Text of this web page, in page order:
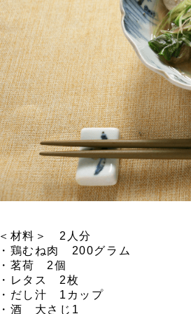
＜材料＞ 2人分
・鶏むね肉 200グラム
・茗荷 2個
・レタス 2枚
・だし汁 1カップ
・酒 大さじ1